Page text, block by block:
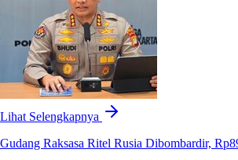
Lihat Selengkapnya
Gudang Raksasa Ritel Rusia Dibombardir,